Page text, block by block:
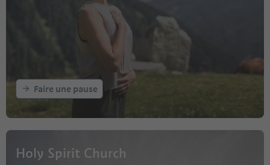
Faire une pause
Holy Spirit Church